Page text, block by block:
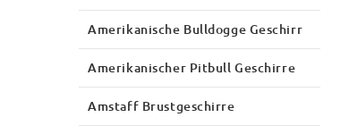
Amerikanische Bulldogge Geschirr
Amerikanischer Pitbull Geschirre
Amstaff Brustgeschirre